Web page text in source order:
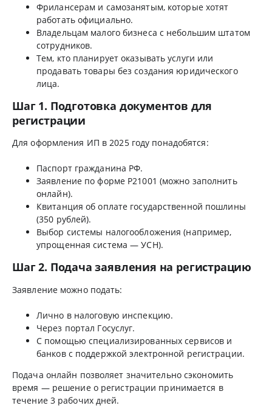
Фрилансерам и самозанятым, которые хотят
работать официально.
Владельцам малого бизнеса с небольшим штатом
сотрудников.
Тем, кто планирует оказывать услуги или
продавать товары без создания юридического
лица.
Шаг 1. Подготовка документов для
регистрации
Для оформления ИП в 2025 году понадобятся:
Паспорт гражданина РФ.
Заявление по форме Р21001 (можно заполнить
онлайн).
Квитанция об оплате государственной пошлины
(350 рублей).
Выбор системы налогообложения (например,
упрощенная система — УСН).
Шаг 2. Подача заявления на регистрацию
Заявление можно подать:
Лично в налоговую инспекцию.
Через портал Госуслуг.
С помощью специализированных сервисов и
банков с поддержкой электронной регистрации.
Подача онлайн позволяет значительно сэкономить
время — решение о регистрации принимается в
течение 3 рабочих дней.